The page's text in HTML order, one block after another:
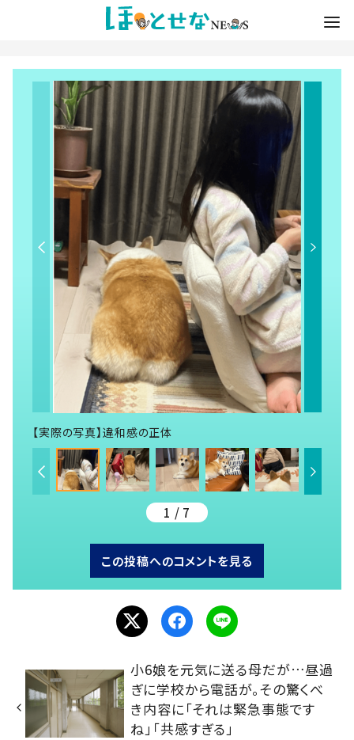
【実際の写真】違和感の正体
1 / 7
この投稿へのコメントを見る
小6娘を元気に送る母だが…昼過
ぎに学校から電話が。その驚くべ
き内容に「それは緊急事態です
ね」「共感すぎる」